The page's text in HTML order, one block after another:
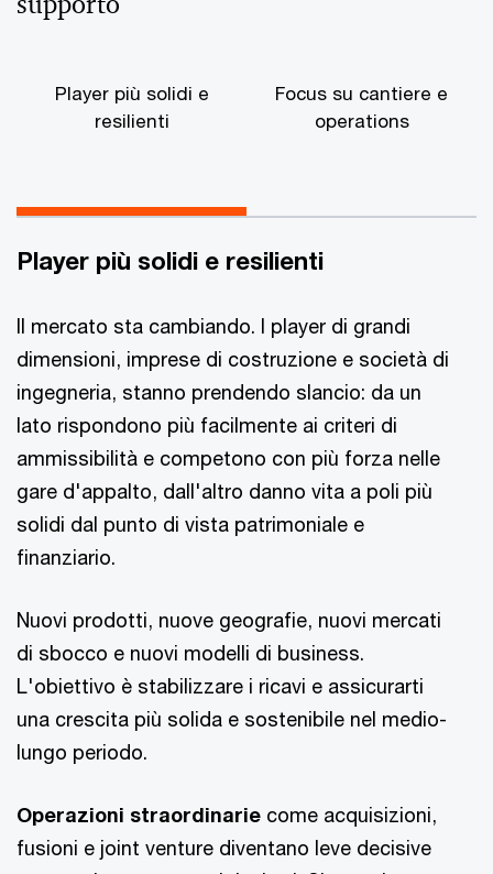
Player più solidi e
resilienti
Focus su cantiere e
operations
Player più solidi e resilienti
Il mercato sta cambiando. I player di grandi
dimensioni, imprese di costruzione e società di
ingegneria, stanno prendendo slancio: da un
lato rispondono più facilmente ai criteri di
ammissibilità e competono con più forza nelle
gare d'appalto, dall'altro danno vita a poli più
solidi dal punto di vista patrimoniale e
finanziario.
Nuovi prodotti, nuove geografie, nuovi mercati
di sbocco e nuovi modelli di business.
L'obiettivo è stabilizzare i ricavi e assicurarti
una crescita più solida e sostenibile nel medio-
lungo periodo.
Operazioni straordinarie come acquisizioni,
fusioni e joint venture diventano leve decisive